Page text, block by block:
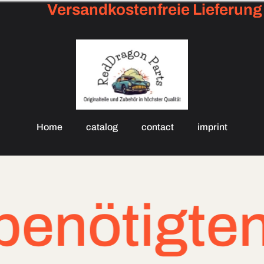
Versandkostenfreie Lieferung
Home catalog contact imprint